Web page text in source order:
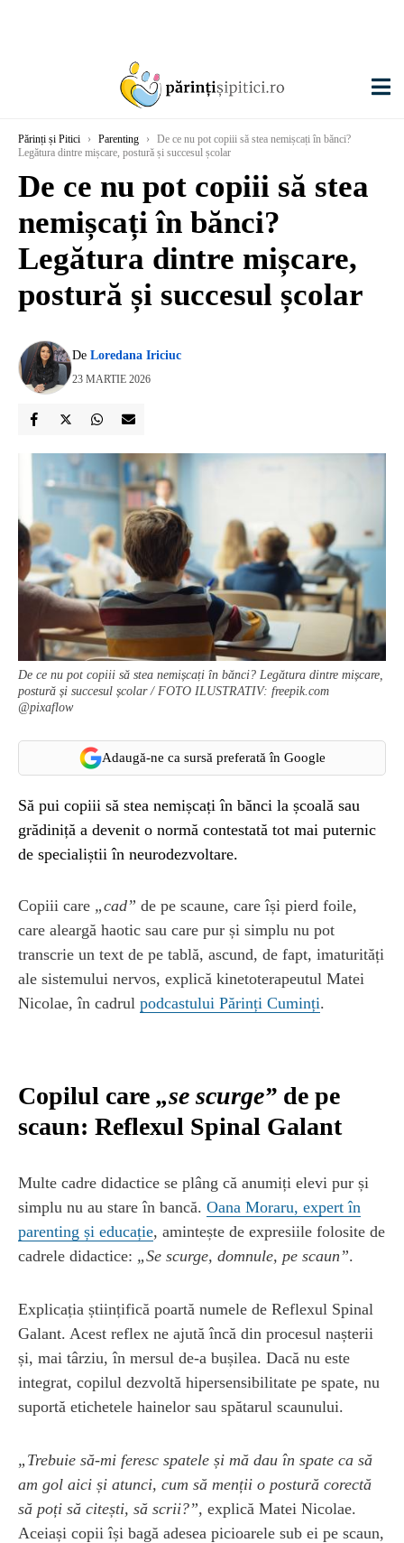
Părinți și Pitici › Parenting ›
De ce nu pot copiii să stea nemișcați în bănci?
Legătura dintre mișcare, postură și succesul școlar
De ce nu pot copiii să stea
nemișcați în bănci?
Legătura dintre mișcare,
postură și succesul școlar
De Loredana Iriciuc
23 MARTIE 2026
De ce nu pot copiii să stea nemișcați în bănci? Legătura dintre mișcare,
postură și succesul școlar / FOTO ILUSTRATIV: freepik.com
@pixaflow
Adaugă-ne ca sursă preferată în Google
Să pui copiii să stea nemișcați în bănci la școală sau
grădiniță a devenit o normă contestată tot mai puternic
de specialiștii în neurodezvoltare.
Copiii care „cad” de pe scaune, care își pierd foile,
care aleargă haotic sau care pur și simplu nu pot
transcrie un text de pe tablă, ascund, de fapt, imaturități
ale sistemului nervos, explică kinetoterapeutul Matei
Nicolae, în cadrul podcastului Părinți Cuminți.
Copilul care „se scurge” de pe
scaun: Reflexul Spinal Galant
Multe cadre didactice se plâng că anumiți elevi pur și
simplu nu au stare în bancă. Oana Moraru, expert în
parenting și educație, amintește de expresiile folosite de
cadrele didactice: „Se scurge, domnule, pe scaun”.
Explicația științifică poartă numele de Reflexul Spinal
Galant. Acest reflex ne ajută încă din procesul nașterii
și, mai târziu, în mersul de-a bușilea. Dacă nu este
integrat, copilul dezvoltă hipersensibilitate pe spate, nu
suportă etichetele hainelor sau spătarul scaunului.
„Trebuie să-mi feresc spatele și mă dau în spate ca să
am gol aici și atunci, cum să menții o postură corectă
să poți să citești, să scrii?”, explică Matei Nicolae.
Aceiași copii își bagă adesea picioarele sub ei pe scaun,